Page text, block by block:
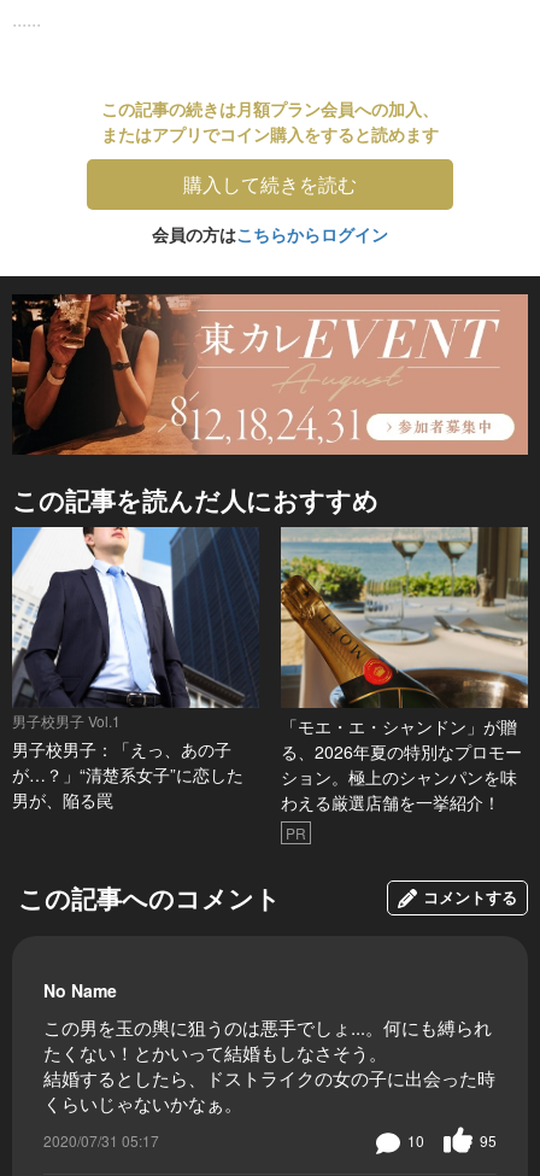
......
この記事の続きは月額プラン会員への加入、
またはアプリでコイン購入をすると読めます
購入して続きを読む
会員の方はこちらからログイン
この記事を読んだ人におすすめ
男子校男子 Vol.1
男子校男子：「えっ、あの子
が…？」“清楚系女子”に恋した
男が、陥る罠
「モエ・エ・シャンドン」が贈
る、2026年夏の特別なプロモー
ション。極上のシャンパンを味
わえる厳選店舗を一挙紹介！
PR
この記事へのコメント コメントする
No Name
この男を玉の輿に狙うのは悪手でしょ...。何にも縛られ
たくない！とかいって結婚もしなさそう。
結婚するとしたら、ドストライクの女の子に出会った時
くらいじゃないかなぁ。
2020/07/31 05:17 95
10